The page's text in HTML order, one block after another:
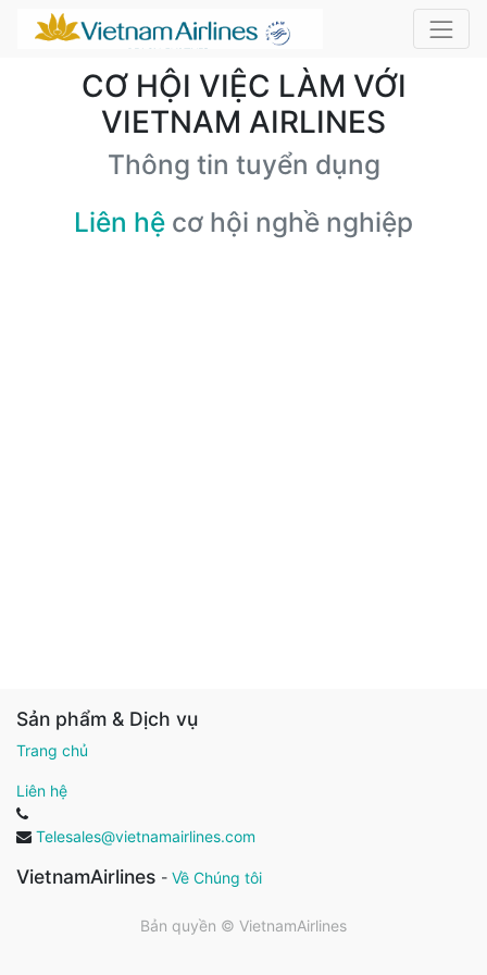
CƠ HỘI VIỆC LÀM VỚI
VIETNAM AIRLINES
Thông tin tuyển dụng
Liên hệ cơ hội nghề nghiệp
Sản phẩm & Dịch vụ
Trang chủ
Liên hệ
Telesales@vietnamairlines.com
VietnamAirlines - Về Chúng tôi
Bản quyền © VietnamAirlines